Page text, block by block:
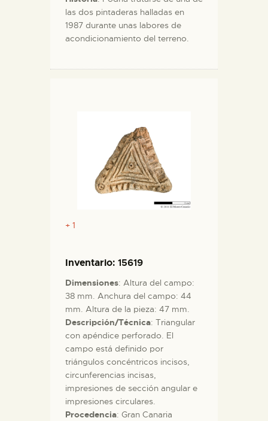
las dos pintaderas halladas en
1987 durante unas labores de
acondicionamiento del terreno.
+ 1
Inventario: 15619
Dimensiones: Altura del campo:
38 mm. Anchura del campo: 44
mm. Altura de la pieza: 47 mm.
Descripción/Técnica: Triangular
con apéndice perforado. El
campo está definido por
triángulos concéntricos incisos,
circunferencias incisas,
impresiones de sección angular e
impresiones circulares.
Procedencia: Gran Canaria